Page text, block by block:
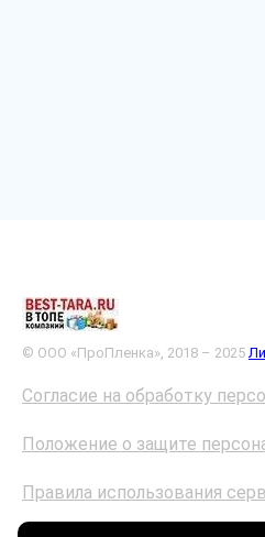
© ООО «ПроПленка», 2018 – 2025
Согласие на обработку
Положение о защите
Правила использования